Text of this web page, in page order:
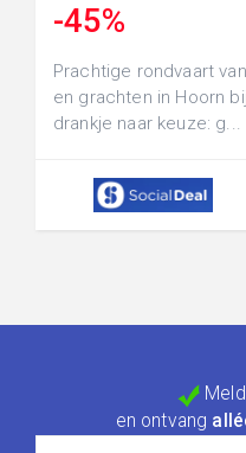
-45%
Prachtige rondvaart
en grachten in Hoorn
drankje naar keuze: g...
en ontvang